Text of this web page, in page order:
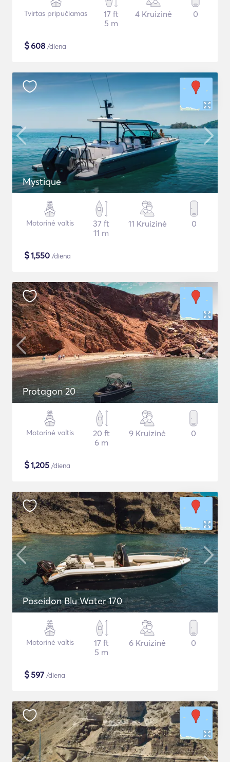
Tvirtas pripučiamas
17 ft
5 m
4 Kruizinė 0
$608 /diena
Mystique
Motorinė valtis
37 ft
11 m
11 Kruizinė 0
$1,550 /diena
Protagon 20
Motorinė valtis
20 ft
6 m
9 Kruizinė 0
$1,205 /diena
Poseidon Blu Water 170
Motorinė valtis
17 ft
5 m
6 Kruizinė 0
$597 /diena